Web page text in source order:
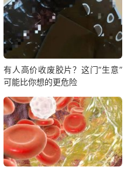
有人高价收废胶片？这门“生意”
可能比你想的更危险